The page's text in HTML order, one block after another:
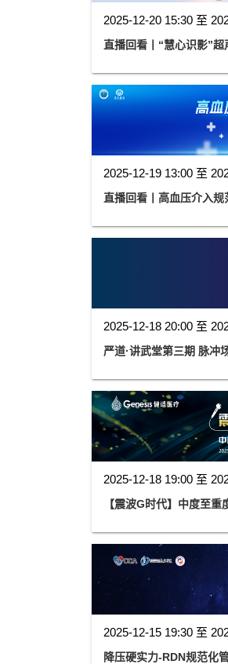
2025-12-20 15:30 至
直播回看丨“慧心识影”
2025-12-19 13:00 至
直播回看丨高血压介入
2025-12-18 20:00 至
严道·讲武堂第三期 脉冲
2025-12-18 19:00 至
【震波G时代】中度至重
2025-12-15 19:30 至
降压硬实力-RDN规范化